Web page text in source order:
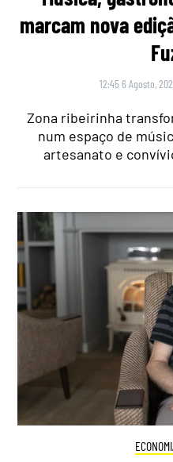
marcam nova
12:45 6 Agosto,
Zona ribeirinha
num espaço de
artesanato e